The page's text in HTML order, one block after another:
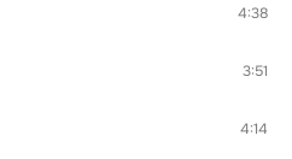
4:38
3:51
4:14